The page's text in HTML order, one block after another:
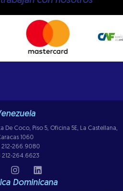
De Coco, Piso 5, Oficina 5E, La Castellana,
1060
212-266.9080
212-264.6623
Dominicana